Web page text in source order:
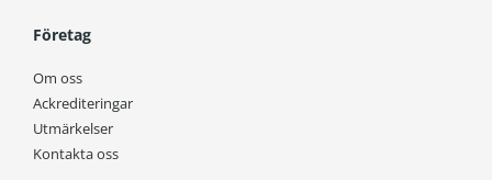
Företag
Om oss
Ackrediteringar
Utmärkelser
Kontakta oss